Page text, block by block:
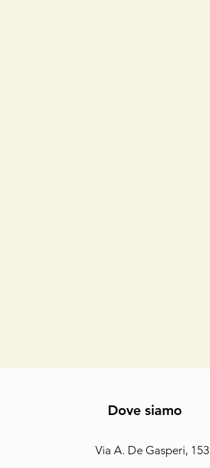
Dove siamo
Via A. De Gasperi, 153